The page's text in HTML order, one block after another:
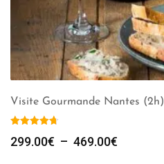
Visite Gourmande Nantes (2h)
299.00€ – 469.00€